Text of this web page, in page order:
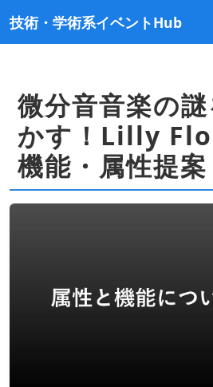
技術・学術系イベントHub
微分音音楽の
かす！Lilly
機能・属性提案